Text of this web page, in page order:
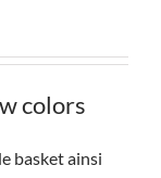
colors
basket ainsi